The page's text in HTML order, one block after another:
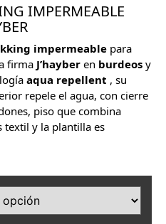
IMPERMEABLE
impermeable para
firma J’hayber en burdeos y
aqua repellent , su
repele el agua, con cierre
piso que combina
textil y la plantilla es